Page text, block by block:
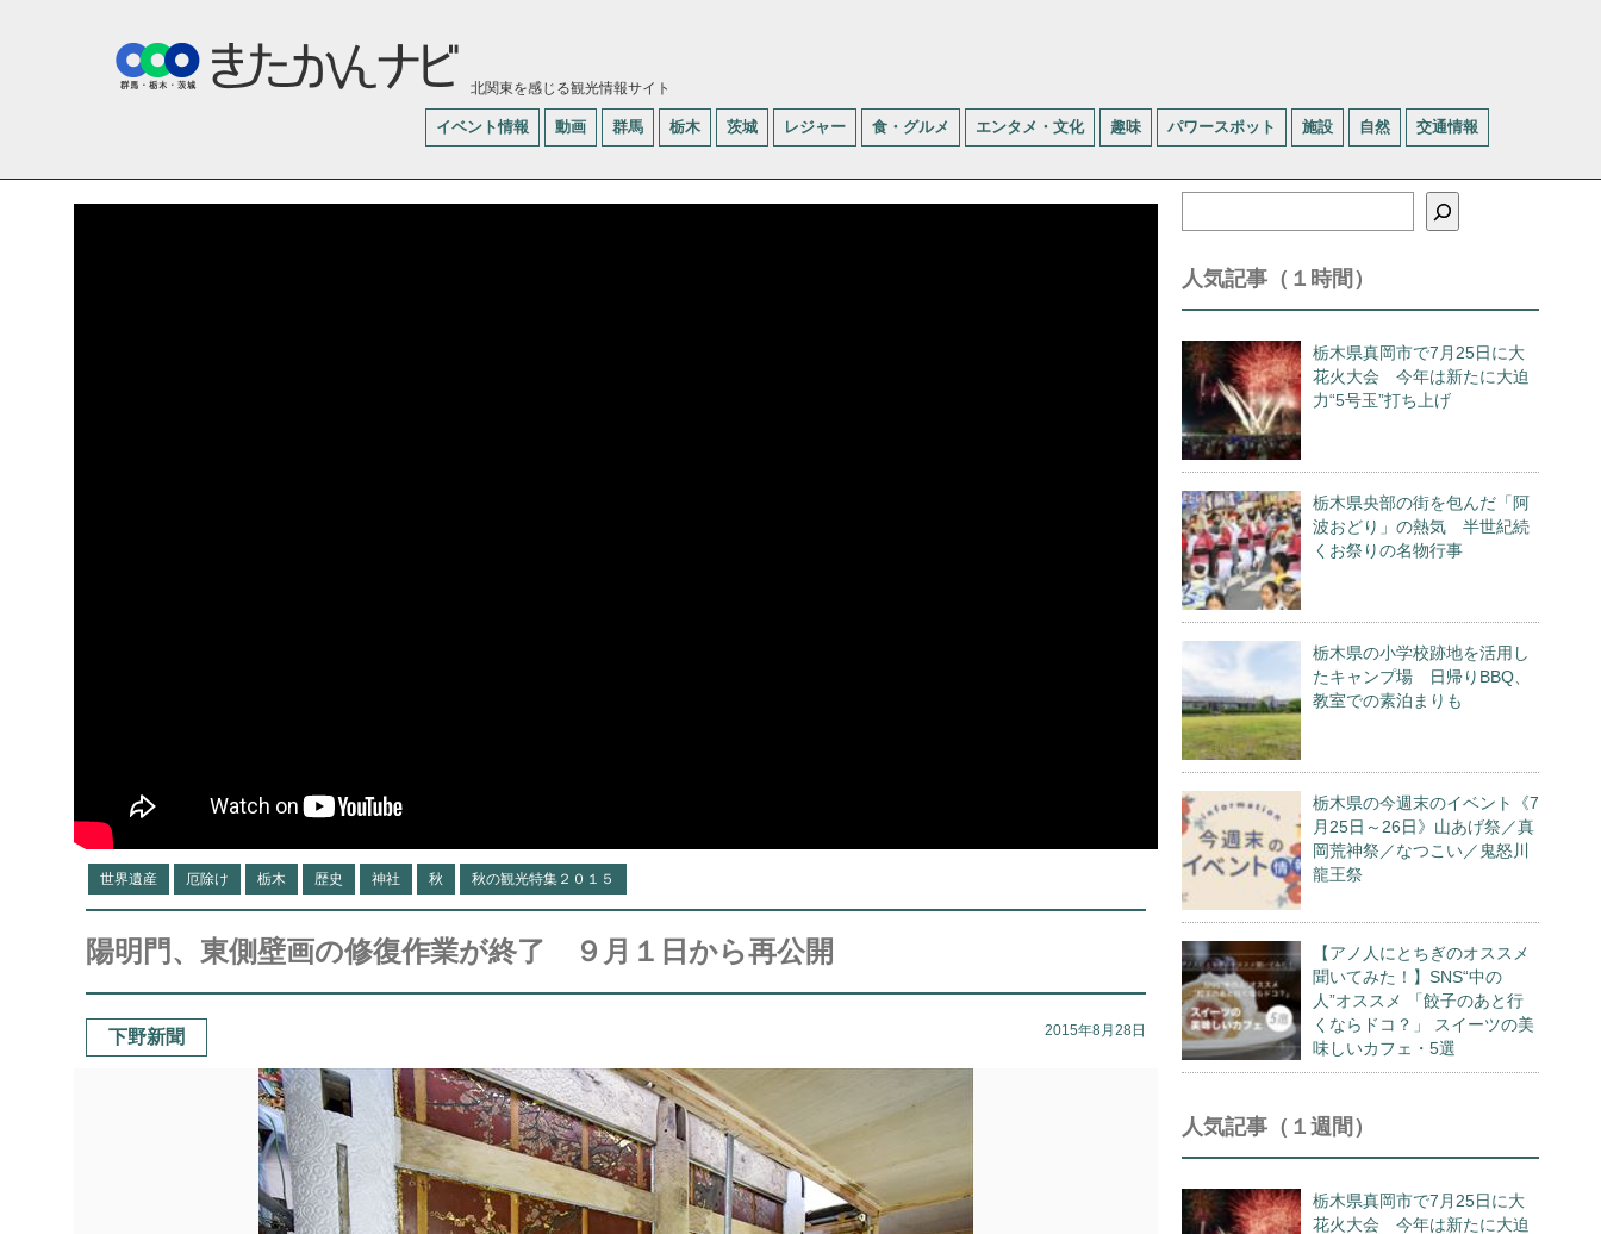
北関東を感じる観光情報サイト
イベント情報 動画 群馬 栃木 茨城 レジャー 食・グルメ エンタメ・文化 趣味 パワースポット 施設 自然 交通情報
世界遺産 厄除け 栃木 歴史 神社 秋 秋の観光特集２０１５
陽明門、東側壁画の修復作業が終了 ９月１日から再公開
下野新聞 2015年8月28日
索
人気記事（１時間）
栃木県真岡市で7月25日に大
花火大会 今年は新たに大迫
力“5号玉”打ち上げ
栃木県央部の街を包んだ「阿
波おどり」の熱気 半世紀続
くお祭りの名物行事
栃木県の小学校跡地を活用し
たキャンプ場 日帰りBBQ、
教室での素泊まりも
栃木県の今週末のイベント《7
月25日～26日》山あげ祭／真
岡荒神祭／なつこい／鬼怒川
龍王祭
【アノ人にとちぎのオススメ
聞いてみた！】SNS“中の
人”オススメ 「餃子のあと行
くならドコ？」 スイーツの美
味しいカフェ・5選
人気記事（１週間）
栃木県真岡市で7月25日に大
花火大会 今年は新たに大迫